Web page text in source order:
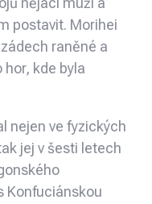
postavit. Morihei
raněné a
kde byla
nejen ve fyzických
jej v šesti letech
Konfuciánskou